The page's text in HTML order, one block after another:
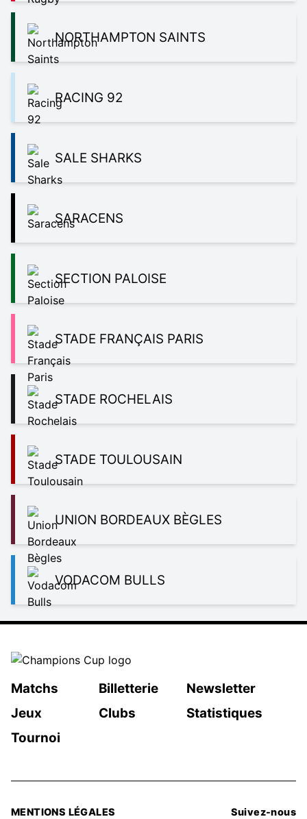
NORTHAMPTON SAINTS
RACING 92
SALE SHARKS
SARACENS
SECTION PALOISE
STADE FRANÇAIS PARIS
STADE ROCHELAIS
STADE TOULOUSAIN
UNION BORDEAUX BÈGLES
VODACOM BULLS
Matchs Billetterie
Newsletter
Jeux
Clubs
Statistiques
Tournoi
MENTIONS LÉGALES Suivez-nous